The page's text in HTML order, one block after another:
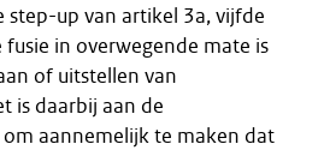
step-up van artikel 3a, vijfde
fusie in overwegende mate is
of uitstellen van
is daarbij aan de
aannemelijk te maken dat